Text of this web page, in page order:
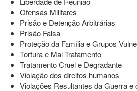
Ofensas Militares
Prisão e Detenção Arbitrárias
Prisão Falsa
Proteção da Família e Grupos
Tortura e Mal Tratamento
Tratamento Cruel e Degradante
Violação dos direitos humanos
Violações Resultantes da Guerra e